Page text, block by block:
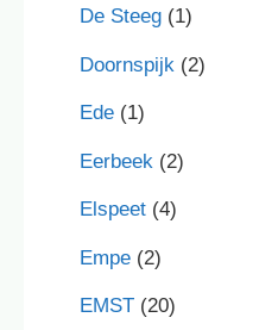
De Steeg (1)
Doornspijk (2)
Ede (1)
Eerbeek (2)
Elspeet (4)
Empe (2)
EMST (20)